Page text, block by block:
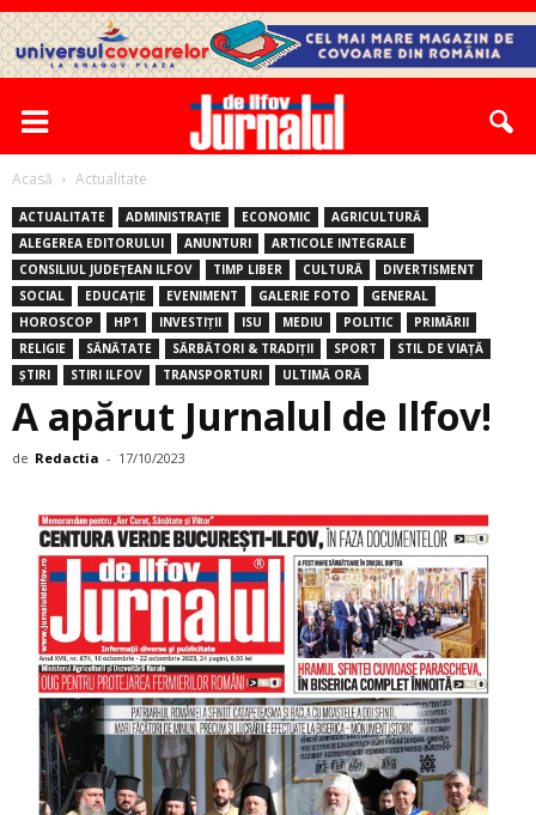
Acasă Actualitate
ACTUALITATE ADMINISTRAȚIE ECONOMIC
AGRICULTURĂ
ALEGEREA EDITORULUI
ANUNTURI
ARTICOLE INTEGRALE
CONSILIUL JUDEȚEAN ILFOV
TIMP LIBER CULTURĂ
DIVERTISMENT
SOCIAL
EDUCAȚIE EVENIMENT GALERIE FOTO
GENERAL
HOROSCOP
HP1 INVESTIȚII ISU MEDIU POLITIC
PRIMĂRII
RELIGIE
SĂNĂTATE SĂRBĂTORI & TRADIȚII SPORT
STIL DE VIAȚĂ
ȘTIRI
STIRI ILFOV TRANSPORTURI ULTIMĂ ORĂ
A apărut Jurnalul de Ilfov!
de Redactia - 17/10/2023